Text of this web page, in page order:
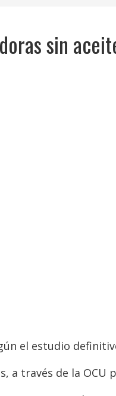
sin
el estudio
a través de la